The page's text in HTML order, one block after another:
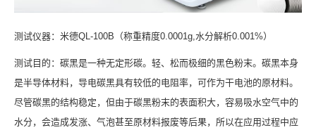
测试仪器：米德QL-100B（称重精度0.0001g,水分解析0.001%）
测试目的：碳黑是一种无定形碳。轻、松而极细的黑色粉末。碳黑本身
是半导体材料，导电碳黑具有较低的电阻率，可作为干电池的原材料。
尽管碳黑的结构稳定，但由于碳黑粉末的表面积大，容易吸水空气中的
水分，会造成发涨、气泡甚至原材料报废等后果，所以在应用过程中应